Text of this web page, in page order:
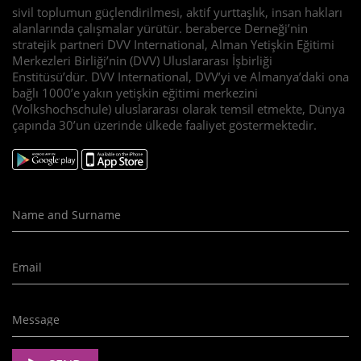
sivil toplumun güçlendirilmesi, aktif yurttaşlık, insan hakları
alanlarında çalışmalar yürütür. beraberce Derneği’nin
stratejik partneri DVV International, Alman Yetişkin Eğitimi
Merkezleri Birliği’nin (DVV) Uluslararası İşbirliği
Enstitüsü’dür. DVV International, DVV’yi ve Almanya’daki ona
bağlı 1000’e yakın yetişkin eğitimi merkezini
(Volkshochschule) uluslararası olarak temsil etmekte, Dünya
çapında 30’un üzerinde ülkede faaliyet göstermektedir.